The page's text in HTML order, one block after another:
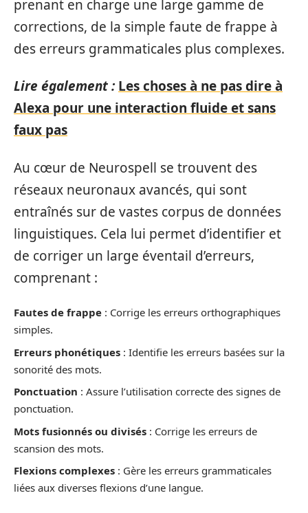
prenant en charge une large gamme de
corrections, de la simple faute de frappe à
des erreurs grammaticales plus complexes.
Lire également : Les choses à ne pas dire à
Alexa pour une interaction fluide et sans
faux pas
Au cœur de Neurospell se trouvent des
réseaux neuronaux avancés, qui sont
entraînés sur de vastes corpus de données
linguistiques. Cela lui permet d’identifier et
de corriger un large éventail d’erreurs,
comprenant :
Fautes de frappe : Corrige les erreurs orthographiques
simples.
Erreurs phonétiques : Identifie les erreurs basées sur la
sonorité des mots.
Ponctuation : Assure l’utilisation correcte des signes de
ponctuation.
Mots fusionnés ou divisés : Corrige les erreurs de
scansion des mots.
Flexions complexes : Gère les erreurs grammaticales
liées aux diverses flexions d’une langue.